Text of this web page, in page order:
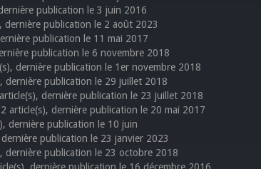
publication le 3 juin 2016
dernière publication le 2 août 2023
publication le 11 mai 2017
publication le 6 novembre 2018
dernière publication le 1er novembre 2018
dernière publication le 29 juillet 2018
dernière publication le 23 juillet 2018
2 article(s), dernière publication le 20 mai 2017
dernière publication le 10 juin
publication le 23 janvier 2023
dernière publication le 23 octobre 2018
dernière publication le 16 décembre 2016